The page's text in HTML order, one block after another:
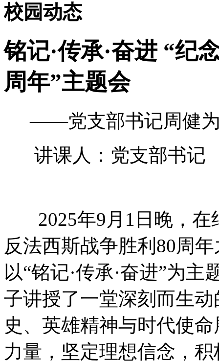
校园动态
铭记·传承·奋进 “纪
周年”主题会
——党支部书记周健
讲课人：党支部书
2025年9月1日晚，在
反法西斯战争胜利80周
以“铭记·传承·奋进”为
子讲授了一堂深刻而生
史、英雄精神与时代使
力量，坚定理想信念，